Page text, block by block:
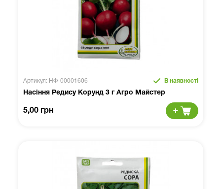
Артикул: НФ-00001606 В наявності
Насіння Редису Корунд 3 г Агро Майстер
5,00 грн